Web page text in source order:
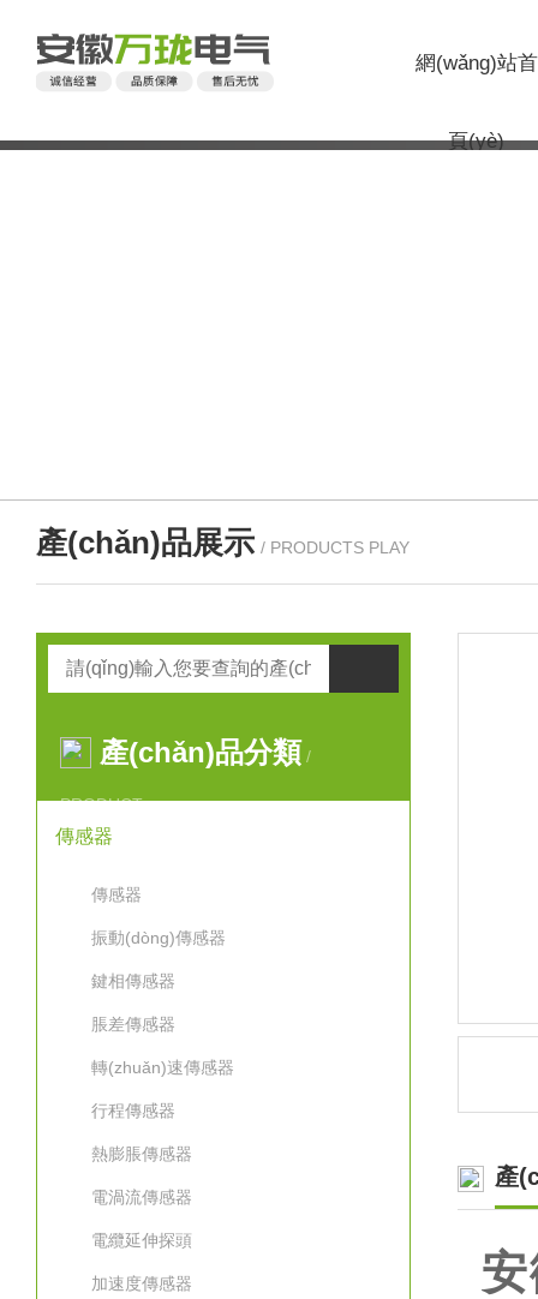
網(wǎng)站首
頁(yè)
產(chǎn)品展示 / PRODUCTS PLAY
產(chǎn)品分類 /
PRODUCT
傳感器
傳感器
振動(dòng)傳感器
鍵相傳感器
脹差傳感器
轉(zhuǎn)速傳感器
行程傳感器
熱膨脹傳感器
電渦流傳感器
電纜延伸探頭
加速度傳感器
產